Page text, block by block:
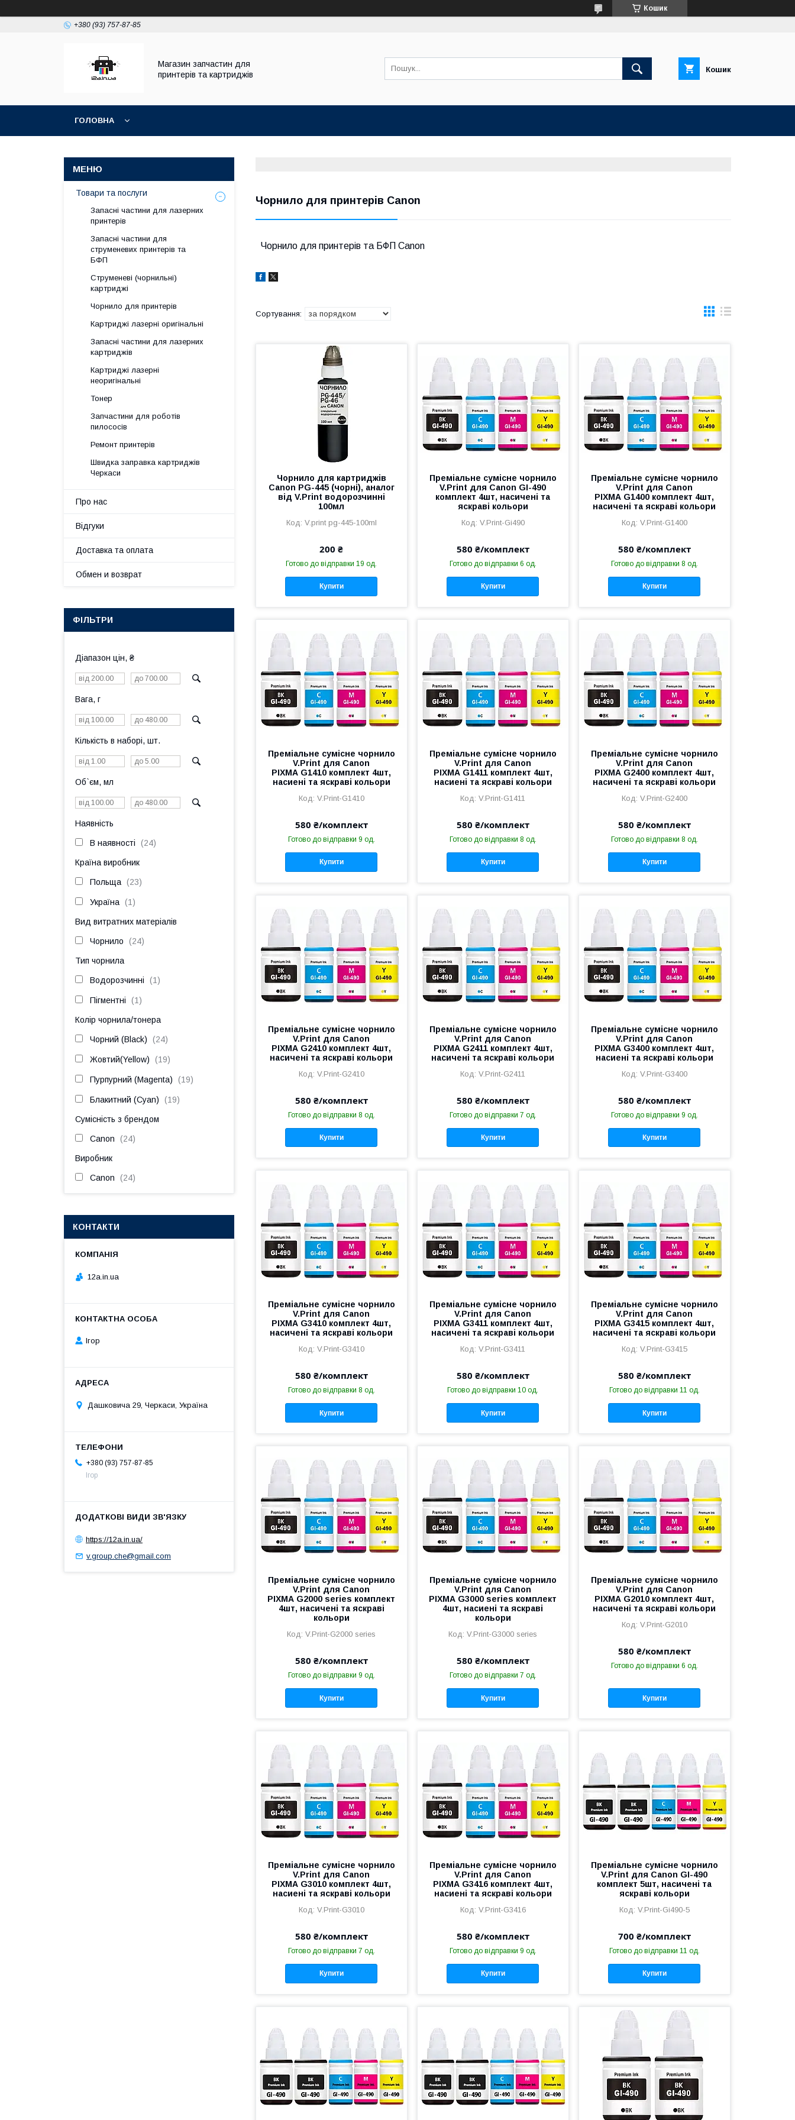
Кошик
+380 (93) 757-87-85
Магазин запчастин для
принтерів та картриджів
Кошик
ГОЛОВНА
Чорнило для принтерів Canon
Чорнило для принтерів та БФП Canon
Чорнило для картриджів
Canon PG-445 (чорні), аналог
від V.Print водорозчинні
100мл
V.print pg-445-100ml
200 ₴
Готово до відправки 19 од.
Купити
Преміальне сумісне чорнило
V.Print для Canon GI-490
комплект 4шт, насичені та
яскраві кольори
V.Print-Gi490
580 ₴/комплект
Готово до відправки 6 од.
Купити
Преміальне сумісне чорнило
V.Print для Canon
PIXMA G1400 комплект 4шт,
насичені та яскраві кольори
V.Print-G1400
580 ₴/комплект
Готово до відправки 8 од.
Купити
Преміальне сумісне чорнило
V.Print для Canon
PIXMA G1410 комплект 4шт,
насиені та яскраві кольори
V.Print-G1410
580 ₴/комплект
Готово до відправки 9 од.
Купити
Преміальне сумісне чорнило
V.Print для Canon
PIXMA G1411 комплект 4шт,
насиені та яскраві кольори
V.Print-G1411
580 ₴/комплект
Готово до відправки 8 од.
Купити
Преміальне сумісне чорнило
V.Print для Canon
PIXMA G2400 комплект 4шт,
насичені та яскраві кольори
V.Print-G2400
580 ₴/комплект
Готово до відправки 8 од.
Купити
Преміальне сумісне чорнило
V.Print для Canon
PIXMA G2410 комплект 4шт,
насичені та яскраві кольори
V.Print-G2410
580 ₴/комплект
Готово до відправки 8 од.
Купити
Преміальне сумісне чорнило
V.Print для Canon
PIXMA G2411 комплект 4шт,
насичені та яскраві кольори
V.Print-G2411
580 ₴/комплект
Готово до відправки 7 од.
Купити
Преміальне сумісне чорнило
V.Print для Canon
PIXMA G3400 комплект 4шт,
насиені та яскраві кольори
V.Print-G3400
580 ₴/комплект
Готово до відправки 9 од.
Купити
Преміальне сумісне чорнило
V.Print для Canon
PIXMA G3410 комплект 4шт,
насичені та яскраві кольори
V.Print-G3410
580 ₴/комплект
Готово до відправки 8 од.
Купити
Преміальне сумісне чорнило
V.Print для Canon
PIXMA G3411 комплект 4шт,
насичені та яскраві кольори
V.Print-G3411
580 ₴/комплект
Готово до відправки 10 од.
Купити
Преміальне сумісне чорнило
V.Print для Canon
PIXMA G3415 комплект 4шт,
насичені та яскраві кольори
V.Print-G3415
580 ₴/комплект
Готово до відправки 11 од.
Купити
Преміальне сумісне чорнило
V.Print для Canon
PIXMA G2000 series комплект
4шт, насичені та яскраві
кольори
V.Print-G2000 series
580 ₴/комплект
Готово до відправки 9 од.
Купити
Преміальне сумісне чорнило
V.Print для Canon
PIXMA G3000 series комплект
4шт, насиені та яскраві
кольори
V.Print-G3000 series
580 ₴/комплект
Готово до відправки 7 од.
Купити
Преміальне сумісне чорнило
V.Print для Canon
PIXMA G2010 комплект 4шт,
насичені та яскраві кольори
V.Print-G2010
580 ₴/комплект
Готово до відправки 6 од.
Купити
Преміальне сумісне чорнило
V.Print для Canon
PIXMA G3010 комплект 4шт,
насиені та яскраві кольори
V.Print-G3010
580 ₴/комплект
Готово до відправки 7 од.
Купити
Преміальне сумісне чорнило
V.Print для Canon
PIXMA G3416 комплект 4шт,
насиені та яскраві кольори
V.Print-G3416
580 ₴/комплект
Готово до відправки 9 од.
Купити
Преміальне сумісне чорнило
V.Print для Canon GI-490
комплект 5шт, насичені та
яскраві кольори
V.Print-Gi490-5
700 ₴/комплект
Готово до відправки 11 од.
Купити
Товари та послуги
Запасні частини для лазерних
принтерів
Запасні частини для
струменевих принтерів та
БФП
Струменеві (чорнильні)
картриджі
Чорнило для принтерів
Картриджі лазерні оригінальні
Запасні частини для лазерних
картриджів
Картриджі лазерні
неоригінальні
Тонер
Запчастини для роботів
пилососів
Ремонт принтерів
Швидка заправка картриджів
Черкаси
Про нас
Відгуки
Доставка та оплата
Обмен и возврат
ФІЛЬТРИ
Діапазон цін, ₴
Вага, г
Кількість в наборі, шт.
Об`єм, мл
Наявність
В наявності 24
Країна виробник
Польща 23
Україна 1
Вид витратних матеріалів
Чорнило 24
Тип чорнила
Водорозчинні 1
Пігментні 1
Колір чорнила/тонера
Чорний (Black) 24
Жовтий(Yellow) 19
Пурпурний (Magenta) 19
Блакитний (Cyan) 19
Сумісність з брендом
Canon 24
Виробник
Canon 24
КОНТАКТИ
12a.in.ua
Ігор
Дашковича 29, Черкаси, Україна
+380 (93) 757-87-85
Ігор
https://12a.in.ua/
v.group.che@gmail.com